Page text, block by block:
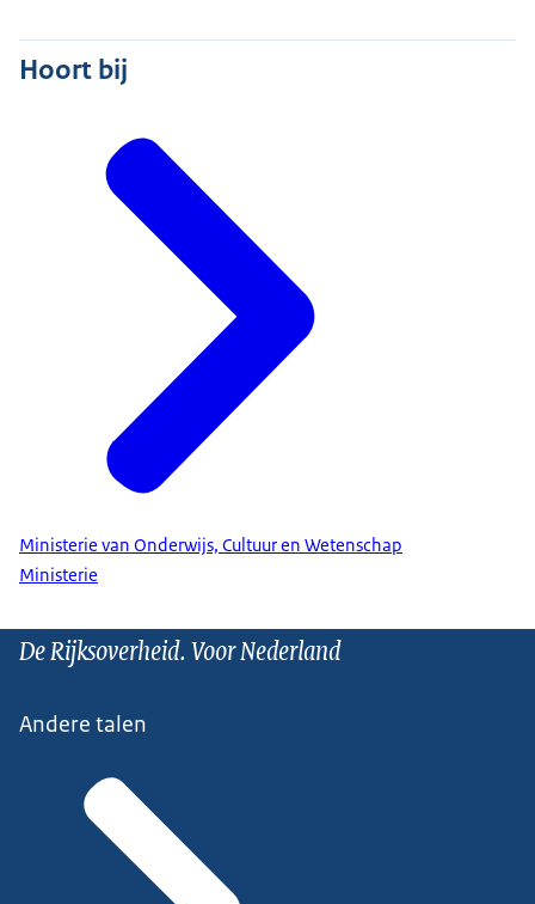
Hoort bij
Ministerie van Onderwijs, Cultuur en Wetenschap
Ministerie
De Rijksoverheid. Voor Nederland
Andere talen